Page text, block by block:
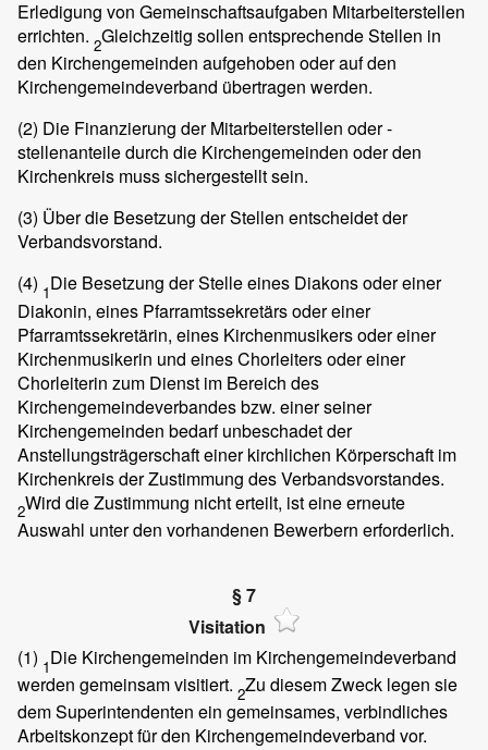
Erledigung von Gemeinschaftsaufgaben Mitarbeiterstellen
errichten. 2Gleichzeitig sollen entsprechende Stellen in
den Kirchengemeinden aufgehoben oder auf den
Kirchengemeindeverband übertragen werden.
(2) Die Finanzierung der Mitarbeiterstellen oder -
stellenanteile durch die Kirchengemeinden oder den
Kirchenkreis muss sichergestellt sein.
(3) Über die Besetzung der Stellen entscheidet der
Verbandsvorstand.
(4) 1Die Besetzung der Stelle eines Diakons oder einer
Diakonin, eines Pfarramtssekretärs oder einer
Pfarramtssekretärin, eines Kirchenmusikers oder einer
Kirchenmusikerin und eines Chorleiters oder einer
Chorleiterin zum Dienst im Bereich des
Kirchengemeindeverbandes bzw. einer seiner
Kirchengemeinden bedarf unbeschadet der
Anstellungsträgerschaft einer kirchlichen Körperschaft im
Kirchenkreis der Zustimmung des Verbandsvorstandes.
2Wird die Zustimmung nicht erteilt, ist eine erneute
Auswahl unter den vorhandenen Bewerbern erforderlich.
§ 7
Visitation
(1) 1Die Kirchengemeinden im Kirchengemeindeverband
werden gemeinsam visitiert. 2Zu diesem Zweck legen sie
dem Superintendenten ein gemeinsames, verbindliches
Arbeitskonzept für den Kirchengemeindeverband vor.